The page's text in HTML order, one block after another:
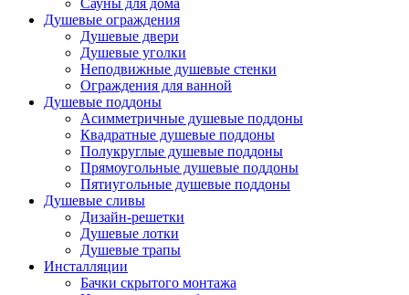
Сауны для дома
Душевые ограждения
Душевые двери
Душевые уголки
Неподвижные душевые стенки
Ограждения для ванной
Душевые поддоны
Асимметричные душевые поддоны
Квадратные душевые поддоны
Полукруглые душевые поддоны
Прямоугольные душевые поддоны
Пятиугольные душевые поддоны
Душевые сливы
Дизайн-решетки
Душевые лотки
Душевые трапы
Инсталляции
Бачки скрытого монтажа